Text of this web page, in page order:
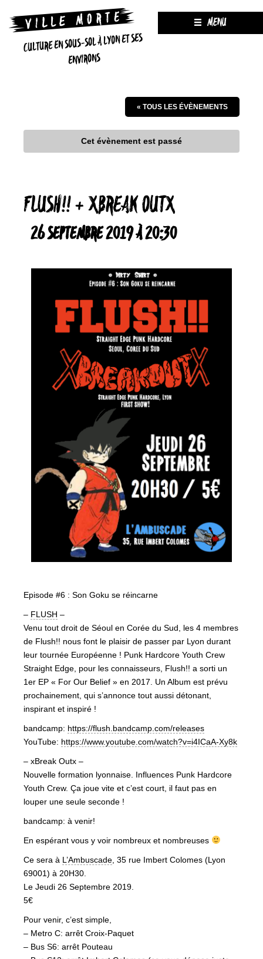
CULTURE EN SOUS-SOL À LYON ET SES
ENVIRONS
MENU
« TOUS LES ÉVÈNEMENTS
Cet évènement est passé
FLUSH!! + XBREAK OUTX
26 SEPTEMBRE 2019 À 20:30
Episode #6 : Son Goku se réincarne
– FLUSH –
Venu tout droit de Séoul en Corée du Sud, les 4 membres
de Flush!! nous font le plaisir de passer par Lyon durant
leur tournée Européenne ! Punk Hardcore Youth Crew
Straight Edge, pour les connaisseurs, Flush!! a sorti un
1er EP « For Our Belief » en 2017. Un Album est prévu
prochainement, qui s’annonce tout aussi détonant,
inspirant et inspiré !
bandcamp: https://flush.bandcamp.com/releases
YouTube: https://www.youtube.com/watch?v=i4ICaA-Xy8k
– xBreak Outx –
Nouvelle formation lyonnaise. Influences Punk Hardcore
Youth Crew. Ça joue vite et c’est court, il faut pas en
louper une seule seconde !
bandcamp: à venir!
En espérant vous y voir nombreux et nombreuses
Ce sera à L’Ambuscade , 35 rue Imbert Colomes (Lyon
69001) à 20H30.
Le Jeudi 26 Septembre 2019.
5€
Pour venir, c’est simple,
– Metro C: arrêt Croix-Paquet
– Bus S6: arrêt Pouteau